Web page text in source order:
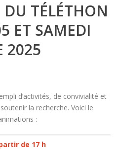
TÉLÉTHON
ET SAMEDI
2025
d’activités, de convivialité et
la recherche. Voici le
:
de 17 h